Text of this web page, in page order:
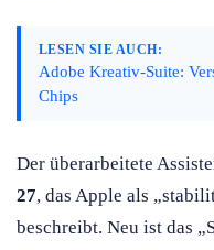
LESEN SIE AUCH:
Adobe Kreativ-Suite:
Chips
Der überarbeitete
27, das Apple als
beschreibt. Neu ist das